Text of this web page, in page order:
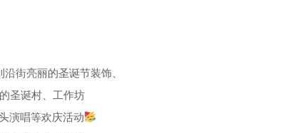
街亮丽的圣诞节装饰、
圣诞村、工作坊
演唱等欢庆活动